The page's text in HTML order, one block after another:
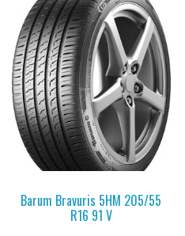
Barum Bravuris 5HM 205/55
R16 91 V